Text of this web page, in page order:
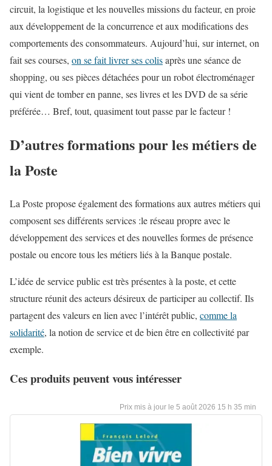
circuit, la logistique et les nouvelles missions du facteur, en proie
aux développement de la concurrence et aux modifications des
comportements des consommateurs. Aujourd’hui, sur internet, on
fait ses courses, on se fait livrer ses colisaprès une séance de
shopping, ou ses pièces détachées pour un robot électroménager
qui vient de tomber en panne, ses livres et les DVD de sa série
préférée… Bref, tout, quasiment tout passe par le facteur !
D’autres formations pour les métiers de
la Poste
La Poste propose également des formations aux autres métiers qui
composent ses différents services :le réseau propre avec le
développement des services et des nouvelles formes de présence
postale ou encore tous les métiers liés à la Banque postale.
L’idée de service public est très présentes à la poste, et cette
structure réunit des acteurs désireux de participer au collectif. Ils
partagent des valeurs en lien avec l’intérêt public, comme la
solidarité, la notion de service et de bien être en collectivité par
exemple.
Ces produits peuvent vous intéresser
5 août 2026 15 h 35 min